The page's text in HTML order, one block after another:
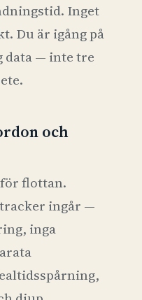
Inget
Du är igång på
— inte tre
och
flottan.
tracker ingår —
inga